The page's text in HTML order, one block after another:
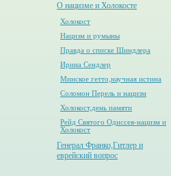
О нацизме и Холокосте
Холокост
Нацизм и румыны
Правда о списке Шиндлера
Ирина Сендлер
Минское гетто,научная истина
Соломон Перель и нацизм
Холокост,день памяти
Рейд Святого Одиссея-нацизм и
Холокост
Генерал Франко,Гитлер и
еврейский вопрос